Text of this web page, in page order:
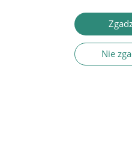
Nie
Słowo
architektoniczna